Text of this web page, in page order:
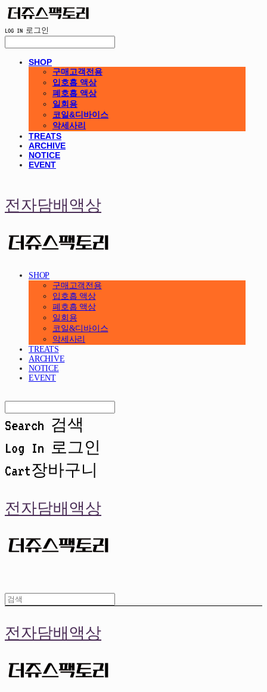
LOG IN 로그인
SHOP
구매고객전용
입호흡 액상
폐호흡 액상
일회용
코일&디바이스
악세사리
TREATS
ARCHIVE
NOTICE
EVENT
전자담배액상
SHOP
구매고객전용
입호흡 액상
폐호흡 액상
일회용
코일&디바이스
악세사리
TREATS
ARCHIVE
NOTICE
EVENT
Search 검색
Log In 로그인
Cart장바구니
전자담배액상
전자담배액상